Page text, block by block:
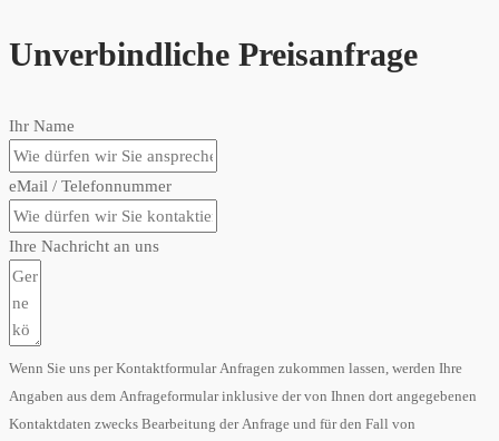
Unverbindliche Preisanfrage
Ihr Name
eMail / Telefonnummer
Ihre Nachricht an uns
Wenn Sie uns per Kontaktformular Anfragen zukommen lassen, werden Ihre
Angaben aus dem Anfrageformular inklusive der von Ihnen dort angegebenen
Kontaktdaten zwecks Bearbeitung der Anfrage und für den Fall von